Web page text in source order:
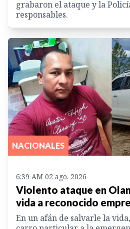
grabaron el ataque y la
responsables.
NACIONALES
6:39 AM 02 ago. 2026
Violento ataque en
vida a reconocido
En un afán de salvarle la